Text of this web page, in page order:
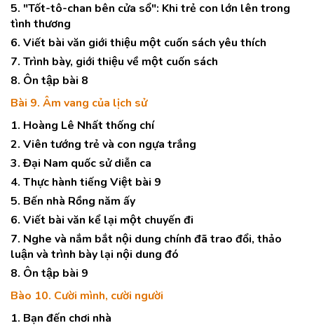
5. "Tốt-tô-chan bên cửa sổ": Khi trẻ con lớn lên trong
tình thương
6. Viết bài văn giới thiệu một cuốn sách yêu thích
7. Trình bày, giới thiệu về một cuốn sách
8. Ôn tập bài 8
Bài 9. Âm vang của lịch sử
1. Hoàng Lê Nhất thống chí
2. Viên tướng trẻ và con ngựa trắng
3. Đại Nam quốc sử diễn ca
4. Thực hành tiếng Việt bài 9
5. Bến nhà Rồng năm ấy
6. Viết bài văn kể lại một chuyến đi
7. Nghe và nắm bắt nội dung chính đã trao đổi, thảo
luận và trình bày lại nội dung đó
8. Ôn tập bài 9
Bào 10. Cười mình, cười người
1. Bạn đến chơi nhà